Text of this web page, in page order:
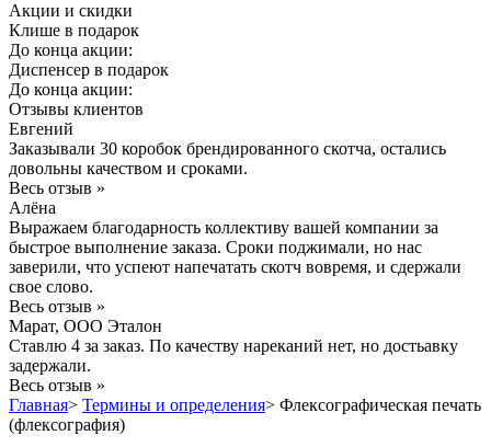
Акции и скидки
Клише в подарок
До конца акции:
Диспенсер в подарок
До конца акции:
Отзывы клиентов
Евгений
Заказывали 30 коробок брендированного скотча, остались
довольны качеством и сроками.
Весь отзыв »
Алёна
Выражаем благодарность коллективу вашей компании за
быстрое выполнение заказа. Сроки поджимали, но нас
заверили, что успеют напечатать скотч вовремя, и сдержали
свое слово.
Весь отзыв »
Марат, ООО Эталон
Ставлю 4 за заказ. По качеству нареканий нет, но достьавку
задержали.
Весь отзыв »
Главная> Термины и определения> Флексографическая печать
(флексография)